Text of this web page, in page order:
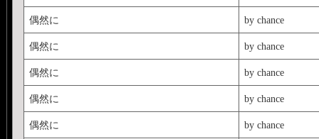
偶然に by chance
偶然に by chance
偶然に by chance
偶然に by chance
偶然に by chance